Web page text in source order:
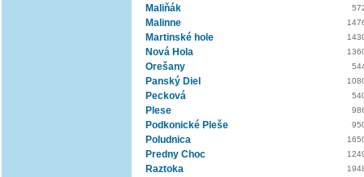
Maliňák
Malinne
Martinské hole
Nová Hola
Orešany
Panský Diel
Pecková
Plese
Podkonické Pleše
Poludnica
Predny Choc
Raztoka